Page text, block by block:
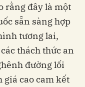
rằng đây là một
sẵn sàng hợp
tương lai,
thách thức an
đường lối
giá cao cam kết